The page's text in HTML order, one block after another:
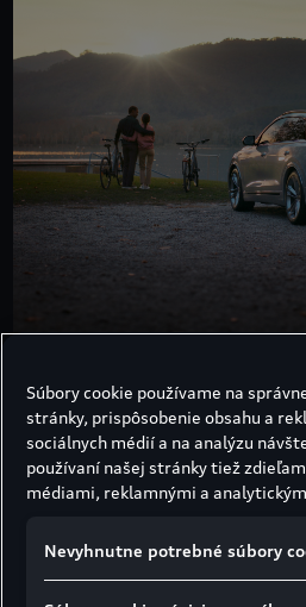
1 2 3
Súbory cookie používame na
stránky, prispôsobenie obsahu a
sociálnych médií a na analýzu
používaní našej stránky tiež
médiami, reklamnými a
Nevyhnutne potrebné súbory